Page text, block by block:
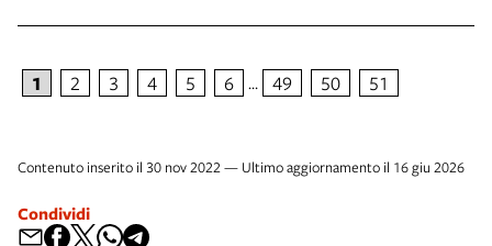
Condividi
1 2 3 4 5 6 … 49 50 51
Contenuto inserito il 30 nov 2022 — Ultimo aggiornamento il 16 giu 2026